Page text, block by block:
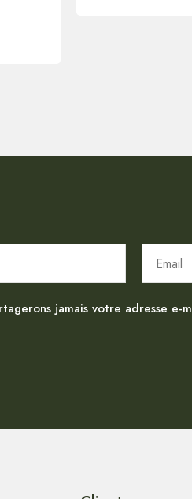
jamais votre adresse e-